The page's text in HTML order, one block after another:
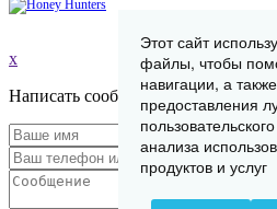
x
Написать сообщение
Этот сайт
файлы, чтобы
навигации, а
предоставления
анализа
продуктов и услуг